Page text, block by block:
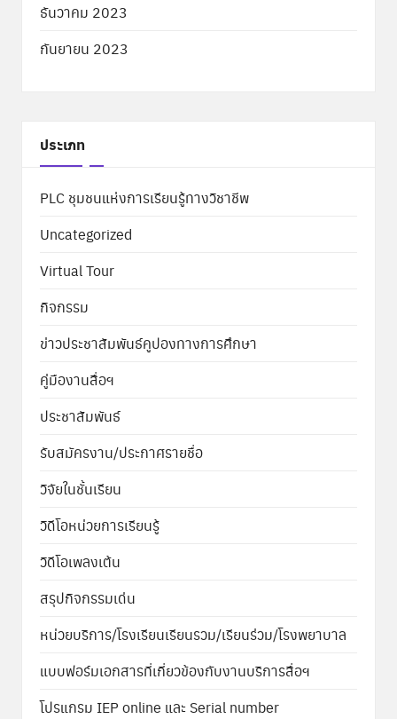
ธันวาคม 2023
กันยายน 2023
ประเภท
PLC ชุมชนแห่งการเรียนรู้ทางวิชาชีพ
Uncategorized
Virtual Tour
กิจกรรม
ข่าวประชาสัมพันธ์คูปองทางการศึกษา
คู่มืองานสื่อฯ
ประชาสัมพันธ์
รับสมัครงาน/ประกาศรายชื่อ
วิจัยในชั้นเรียน
วิดีโอหน่วยการเรียนรู้
วิดีโอเพลงเต้น
สรุปกิจกรรมเด่น
หน่วยบริการ/โรงเรียนเรียนรวม/เรียนร่วม/โรงพยาบาล
แบบฟอร์มเอกสารที่เกี่ยวข้องกับงานบริการสื่อฯ
โปรแกรม IEP online และ Serial number